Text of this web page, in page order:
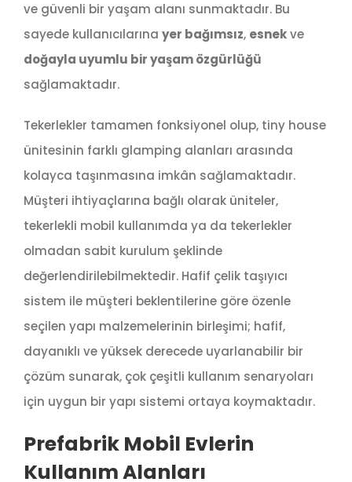
ve güvenli bir yaşam alanı sunmaktadır. Bu
sayede kullanıcılarına yer bağımsız, esnekve
doğayla uyumlu bir yaşam özgürlüğü
sağlamaktadır.
Tekerlekler tamamen fonksiyonel olup, tiny house
ünitesinin farklı glamping alanları arasında
kolayca taşınmasına imkân sağlamaktadır.
Müşteri ihtiyaçlarına bağlı olarak üniteler,
tekerlekli mobil kullanımda ya da tekerlekler
olmadan sabit kurulum şeklinde
değerlendirilebilmektedir. Hafif çelik taşıyıcı
sistem ile müşteri beklentilerine göre özenle
seçilen yapı malzemelerinin birleşimi; hafif,
dayanıklı ve yüksek derecede uyarlanabilir bir
çözüm sunarak, çok çeşitli kullanım senaryoları
için uygun bir yapı sistemi ortaya koymaktadır.
Prefabrik Mobil Evlerin
Kullanım Alanları